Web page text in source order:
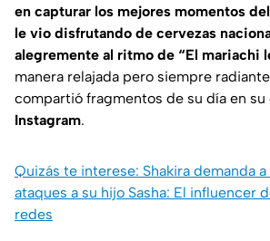
en capturar los mejores momentos
le vio disfrutando de cervezas
alegremente al ritmo de “El mariachi
manera relajada pero siempre
compartió fragmentos de su día en
Instagram.
Quizás te interese: Shakira demanda
ataques a su hijo Sasha: El influencer
redes